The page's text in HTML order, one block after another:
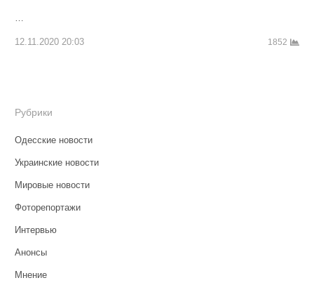
…
12.11.2020 20:03 1852
Рубрики
Одесские новости
Украинские новости
Мировые новости
Фоторепортажи
Интервью
Анонсы
Мнение